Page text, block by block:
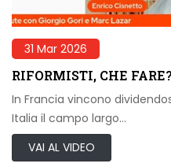
31 Mar 2026
RIFORMISTI, CHE FARE?
In Francia vincono
Italia il campo largo…
VAI AL VIDEO